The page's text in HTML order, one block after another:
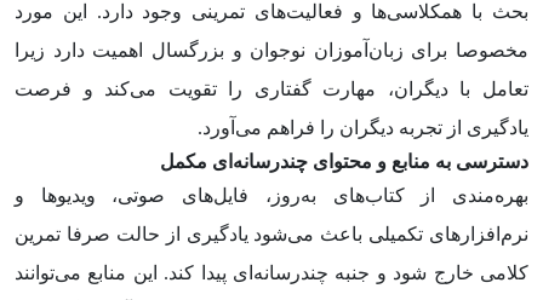
بحث با همکلاسی‌ها و فعالیت‌های تمرینی وجود دارد. این مورد
مخصوصا برای زبان‌آموزان نوجوان و بزرگسال اهمیت دارد زیرا
تعامل با دیگران، مهارت گفتاری را تقویت می‌کند و فرصت
یادگیری از تجربه دیگران را فراهم می‌آورد.
دسترسی به منابع و محتوای چندرسانه‌ای مکمل
بهره‌مندی از کتاب‌های به‌روز، فایل‌های صوتی، ویدیوها و
نرم‌افزارهای تکمیلی باعث می‌شود یادگیری از حالت صرفا تمرین
کلامی خارج شود و جنبه‌ چندرسانه‌ای پیدا کند. این منابع می‌توانند